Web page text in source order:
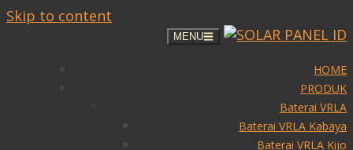
Skip to content
MENU
HOME
PRODUK
Baterai VRLA
Baterai VRLA Kabaya
Baterai VRLA Kijo